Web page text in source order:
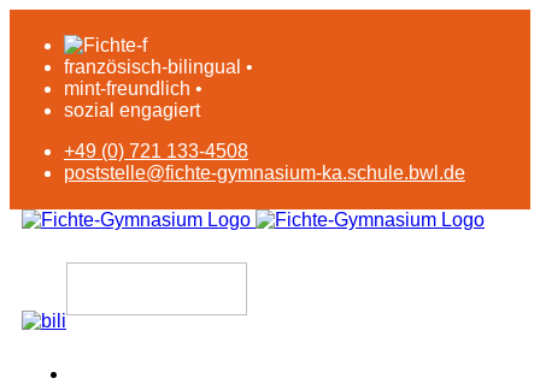
französisch-bilingual •
mint-freundlich •
sozial engagiert
+49 (0) 721 133-4508
poststelle@fichte-gymnasium-ka.schule.bwl.de